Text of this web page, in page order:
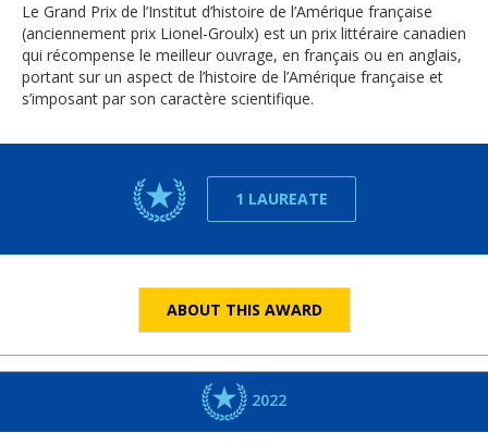
Le Grand Prix de l’Institut d’histoire de l’Amérique française
(anciennement prix Lionel-Groulx) est un prix littéraire canadien
qui récompense le meilleur ouvrage, en français ou en anglais,
portant sur un aspect de l’histoire de l’Amérique française et
s’imposant par son caractère scientifique.
1 LAUREATE
ABOUT THIS AWARD
2022